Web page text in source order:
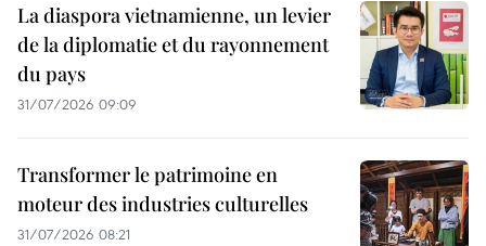
La diaspora vietnamienne, un levier
de la diplomatie et du rayonnement
du pays
31/07/2026 09:09
Transformer le patrimoine en
moteur des industries culturelles
31/07/2026 08:21